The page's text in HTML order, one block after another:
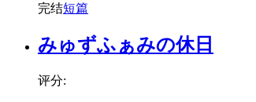
完结短篇
みゅずふぁみの休日
评分: